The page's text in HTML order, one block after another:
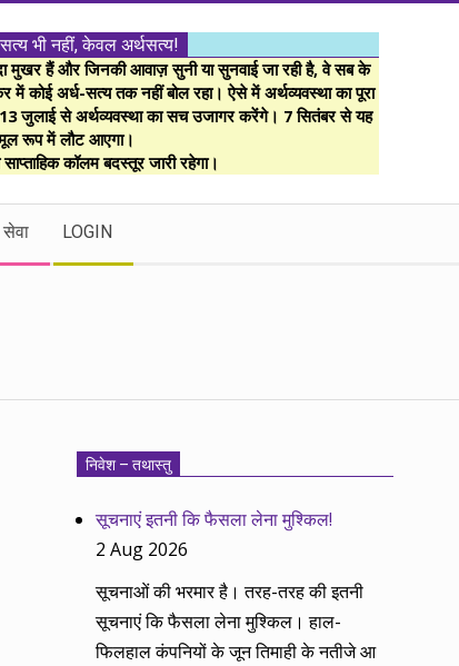
भी नहीं, केवल अर्थसत्य!
मुखर हैं और जिनकी आवाज़ सुनी या सुनवाई जा रही है, वे सब के
अर्ध-सत्य तक नहीं बोल रहा। ऐसे में अर्थव्यवस्था का पूरा
जुलाई से अर्थव्यवस्था का सच उजागर करेंगे। 7 सितंबर से यह
रूप में लौट आएगा।
साप्ताहिक कॉलम बदस्तूर जारी रहेगा।
LOGIN
निवेश – तथास्तु
सूचनाएं इतनी कि फैसला लेना मुश्किल!
2 Aug 2026
सूचनाओं की भरमार है। तरह-तरह की इतनी
सूचनाएं कि फैसला लेना मुश्किल। हाल-
फिलहाल कंपनियों के जून तिमाही के नतीजे आ